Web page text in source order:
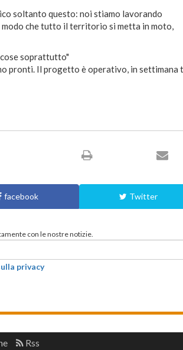
soltanto questo: noi stiamo lavorando
che tutto il territorio si metta in moto,
cose soprattutto"
pronti. Il progetto è operativo, in settimana
facebook Twitter
con le nostre notizie.
privacy
Rss